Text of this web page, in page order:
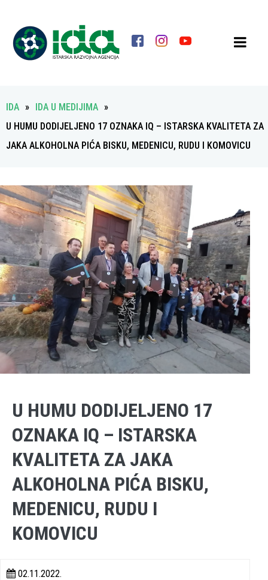
IDA » IDA U MEDIJIMA »
U HUMU DODIJELJENO 17 OZNAKA IQ – ISTARSKA KVALITETA ZA
JAKA ALKOHOLNA PIĆA BISKU, MEDENICU, RUDU I KOMOVICU
U HUMU DODIJELJENO 17
OZNAKA IQ – ISTARSKA
KVALITETA ZA JAKA
ALKOHOLNA PIĆA BISKU,
MEDENICU, RUDU I
KOMOVICU
02.11.2022.